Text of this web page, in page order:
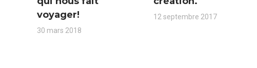
voyager!
30 mars 2018
12 septembre 2017